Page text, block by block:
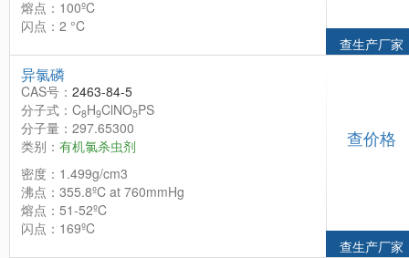
熔点：100ºC
闪点：2 °C
查生产厂家
异氯磷
CAS号： 2463-84-5
分子式：C8H9ClNO5PS
分子量：297.65300
类别： 有机氯杀虫剂
密度：1.499g/cm3
沸点：355.8ºC at 760mmHg
熔点：51-52ºC
闪点：169ºC
查价格
查生产厂家